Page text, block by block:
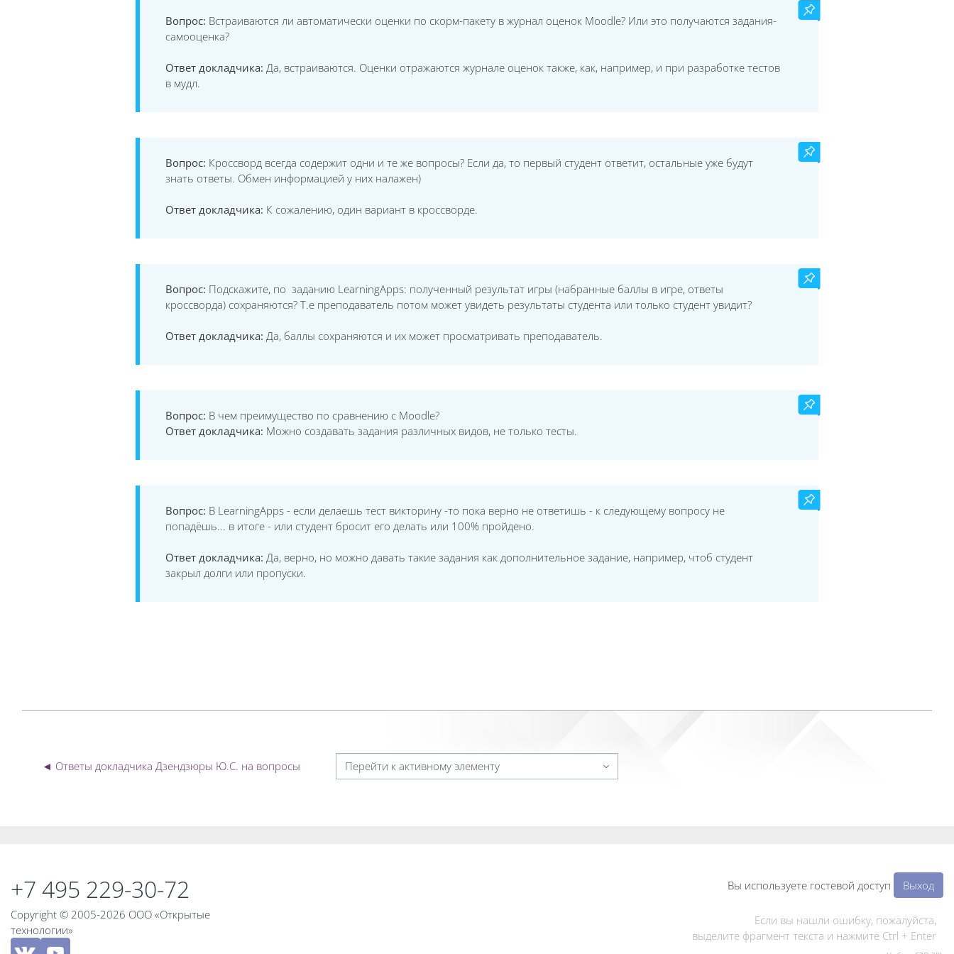
Вопрос: Встраиваются ли автоматически оценки по скорм-пакету в журнал оценок Moodle? Или это получаются задания-
самооценка?
Ответ докладчика: Да, встраиваются. Оценки отражаются журнале оценок также, как, например, и при разработке тестов
в мудл.
Вопрос: Кроссворд всегда содержит одни и те же вопросы? Если да, то первый студент ответит, остальные уже будут
знать ответы. Обмен информацией у них налажен)
Ответ докладчика: К сожалению, один вариант в кроссворде.
Вопрос: Подскажите, по заданию LearningApps: полученный результат игры (набранные баллы в игре, ответы
кроссворда) сохраняются? Т.е преподаватель потом может увидеть результаты студента или только студент увидит?
Ответ докладчика: Да, баллы сохраняются и их может просматривать преподаватель.
Вопрос: В чем преимущество по сравнению с Moodle?
Ответ докладчика: Можно создавать задания различных видов, не только тесты.
Вопрос: В LearningApps - если делаешь тест викторину -то пока верно не ответишь - к следующему вопросу не
попадёшь... в итоге - или студент бросит его делать или 100% пройдено.
Ответ докладчика: Да, верно, но можно давать такие задания как дополнительное задание, например, чтоб студент
закрыл долги или пропуски.
◄ Ответы докладчика Дзендзюры Ю.С. на вопросы Перейти к активному элементу
+7 495 229-30-72
Copyright © 2005-2026 ООО «Открытые
технологии»
Вы используете гостевой доступ Выход
Если вы нашли ошибку, пожалуйста,
выделите фрагмент текста и нажмите Ctrl + Enter